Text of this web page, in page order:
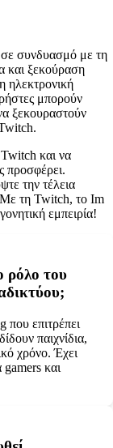
συνδυασμό με τη
και ξεκούραση
ηλεκτρονική
μπορούν
ξεκουραστούν
και να
προσφέρει.
την τέλεια
Με τη Twitch, το Im
εμπειρία!
ρόλο του
επιτρέπει
παιχνίδια,
χρόνο. Έχει
gamers και